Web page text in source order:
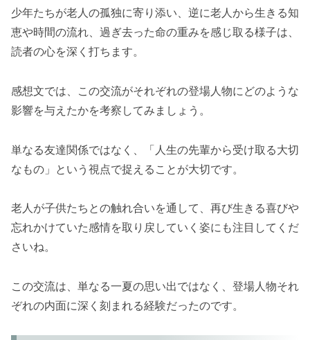
少年たちが老人の孤独に寄り添い、逆に老人から生きる知
恵や時間の流れ、過ぎ去った命の重みを感じ取る様子は、
読者の心を深く打ちます。
感想文では、この交流がそれぞれの登場人物にどのような
影響を与えたかを考察してみましょう。
単なる友達関係ではなく、「人生の先輩から受け取る大切
なもの」という視点で捉えることが大切です。
老人が子供たちとの触れ合いを通して、再び生きる喜びや
忘れかけていた感情を取り戻していく姿にも注目してくだ
さいね。
この交流は、単なる一夏の思い出ではなく、登場人物それ
ぞれの内面に深く刻まれる経験だったのです。